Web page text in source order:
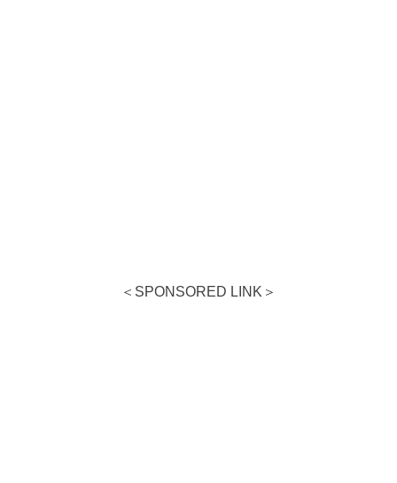
＜SPONSORED LINK＞